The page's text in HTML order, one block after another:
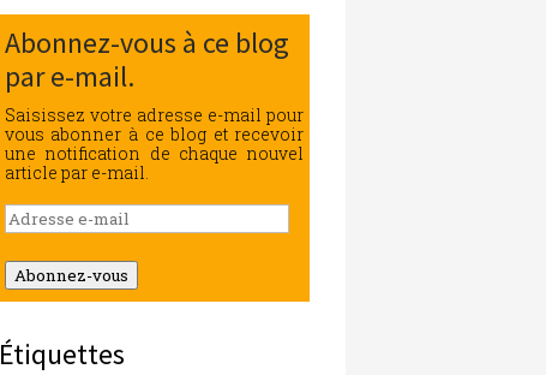
Abonnez-vous à ce blog
par e-mail.
Saisissez votre adresse e-mail pour
vous abonner à ce blog et recevoir
une notification de chaque nouvel
article par e-mail.
Adresse
e-
mail
Abonnez-vous
Étiquettes